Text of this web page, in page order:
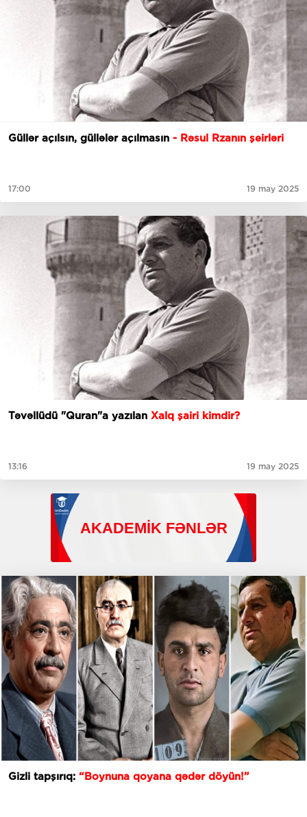
Güllər açılsın, güllələr açılmasın - Rəsul Rzanın şeirləri
17:00 19 may 2025
Təvəllüdü "Quran"a yazılan Xalq şairi kimdir?
13:16 19 may 2025
Gizli tapşırıq: “Boynuna qoyana qədər döyün!”